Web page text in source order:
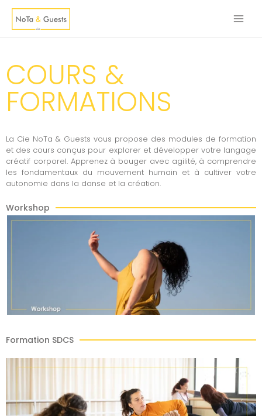
COURS &
FORMATIONS
La Cie NoTa & Guests vous propose des modules de formation
et des cours conçus pour explorer et développer votre langage
créatif corporel. Apprenez à bouger avec agilité, à comprendre
les fondamentaux du mouvement humain et à cultiver votre
autonomie dans la danse et la création.
Workshop
Formation SDCS